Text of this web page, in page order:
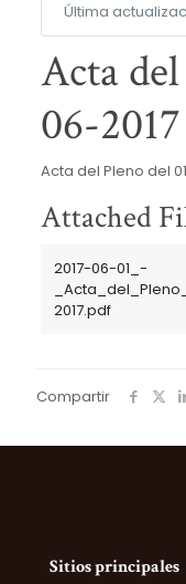
Última
Acta
06-2017
Acta del Pleno del
Attached
2017-06-01_-
2017.pdf
Compartir
Sitios principales